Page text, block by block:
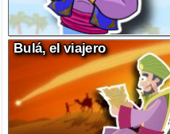
Bulá, el viajero